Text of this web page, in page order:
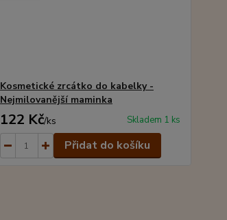
Kosmetické zrcátko do kabelky -
Nejmilovanější maminka
122 Kč/ks Skladem 1 ks
Přidat do košíku